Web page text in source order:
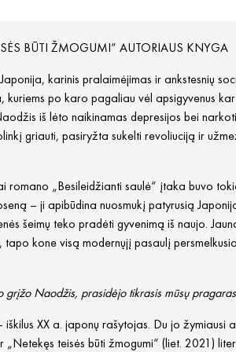
BŪTI ŽMOGUMI“ AUTORIAUS KNYGA
karinis pralaimėjimas ir ankstesnių
kuriems po karo pagaliau vėl apsigyvenus
iš lėto naikinamas depresijos bei
griauti, pasiryžta sukelti revoliuciją ir
romano „Besileidžianti saulė“ įtaka buvo
– ji apibūdina nuosmukį patyrusią
šeimų teko pradėti gyvenimą iš naujo.
kone visą modernųjį pasaulį
grįžo Naodžis, prasidėjo tikrasis mūsų
XX a. japonų rašytojas. Du jo
„Netekęs teisės būti žmogumi“ (liet. 2021)